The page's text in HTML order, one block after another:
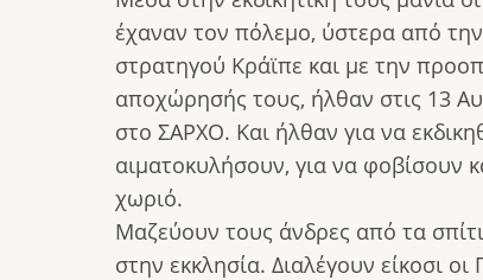
έχαναν τον πόλεμο, ύστερα από
στρατηγού Κράϊπε και με την
αποχώρησής τους, ήλθαν στις 13
στο ΣΑΡΧΟ. Και ήλθαν για να
αιματοκυλήσουν, για να φοβίσουν
χωριό.
Μαζεύουν τους άνδρες από τα
στην εκκλησία. Διαλέγουν είκοσι οι